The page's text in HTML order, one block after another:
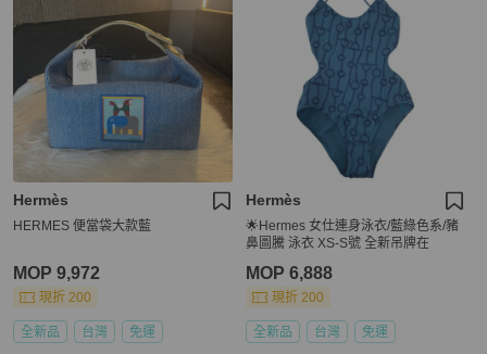
Hermès
HERMES 便當袋大款藍
MOP 9,972
現折 200
全新品 台灣 免運
Hermès
🌟Hermes 女仕連身泳衣/藍綠色系/豬
鼻圖騰 泳衣 XS-S號 全新吊牌在
MOP 6,888
現折 200
全新品 台灣 免運